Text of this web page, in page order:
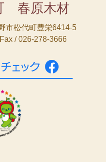
春原木材
市松代町豊栄6414-5
/ 026-278-3666